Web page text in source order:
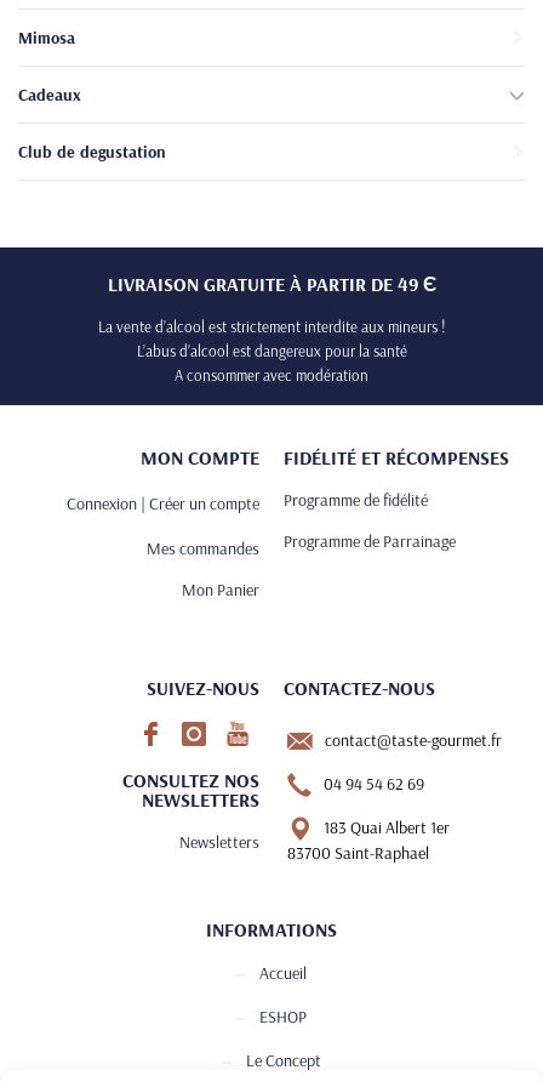
Mimosa
Cadeaux
Club de degustation
LIVRAISON GRATUITE À PARTIR DE 49 Є
La vente d’alcool est strictement interdite aux mineurs !
L’abus d’alcool est dangereux pour la santé
A consommer avec modération
MON COMPTE
Connexion | Créer un compte
Mes commandes
Mon Panier
FIDÉLITÉ ET RÉCOMPENSES
Programme de fidélité
Programme de Parrainage
SUIVEZ-NOUS
CONSULTEZ NOS
NEWSLETTERS
Newsletters
CONTACTEZ-NOUS
contact@taste-gourmet.fr
04 94 54 62 69
183 Quai Albert 1er
83700 Saint-Raphael
INFORMATIONS
Accueil
ESHOP
Le Concept